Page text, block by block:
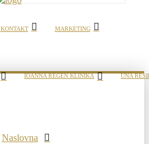
KONTAKT MARKETING
IOANNA REGEN KLINIKA UNA
Naslovna